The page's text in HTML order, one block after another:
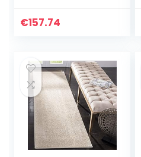
Traditionele
€157.74